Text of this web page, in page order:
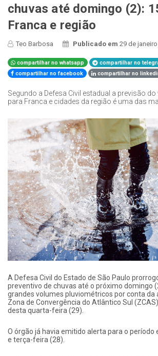
chuvas até domingo (2):
Franca e região
Teo Barbosa Publicado em29 de
compartilhar no whatsapp
compartilhar no
compartilhar no facebook
compartilhar no
Segundo a Defesa Civil estadual a previsão
para Franca e cidades da região é uma das
A Defesa Civil do Estado de São Paulo
preventivo de chuvas até o próximo domingo
grandes volumes pluviométricos por conta da
Zona de Convergência do Atlântico Sul
desta quarta-feira (29).
O órgão já havia emitido alerta para o período
e terça-feira (28).